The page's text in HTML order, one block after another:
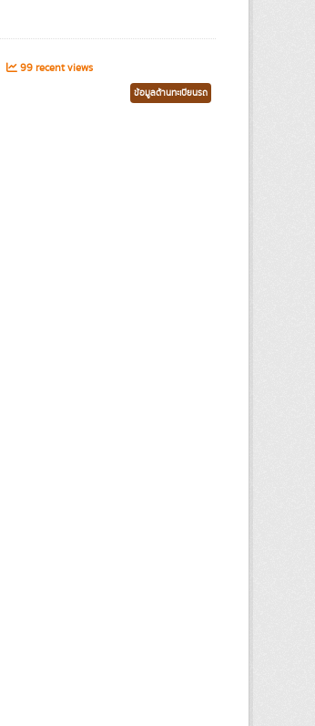
99 recent views
ข้อมูลด้านทะเบียนรถ